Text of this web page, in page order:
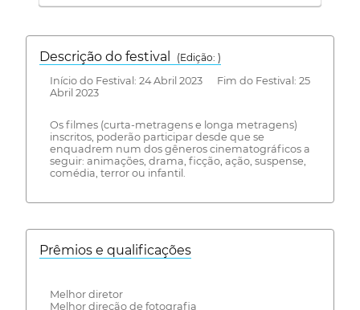
Descrição do festival
(Edição: )
Início do Festival: 24 Abril 2023 Fim do Festival: 25
Abril 2023
Os filmes (curta-metragens e longa metragens)
inscritos, poderão participar desde que se
enquadrem num dos gêneros cinematográficos a
seguir: animações, drama, ficção, ação, suspense,
comédia, terror ou infantil.
Prêmios e qualificações
Melhor diretor
Melhor direção de fotografia